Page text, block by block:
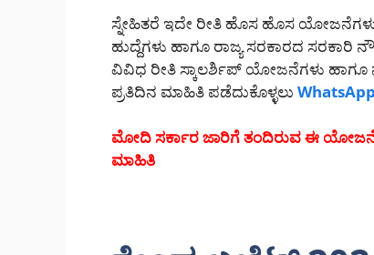
ಸ್ನೇಹಿತರೆ ಇದೇ ರೀತಿ ಹೊಸ ಹೊಸ
ಹುದ್ದೆಗಳು ಹಾಗೂ ರಾಜ್ಯ ಸರಕಾರದ
ವಿವಿಧ ರೀತಿ ಸ್ಕಾಲರ್ಶಿಪ್ ಯೋಜನೆಗಳು ಹಾಗೂ
ಪ್ರತಿದಿನ ಮಾಹಿತಿ ಪಡೆದುಕೊಳ್ಳಲು WhatsApp
ಮೋದಿ ಸರ್ಕಾರ ಜಾರಿಗೆ ತಂದಿರುವ ಈ
ಮಾಹಿತಿ